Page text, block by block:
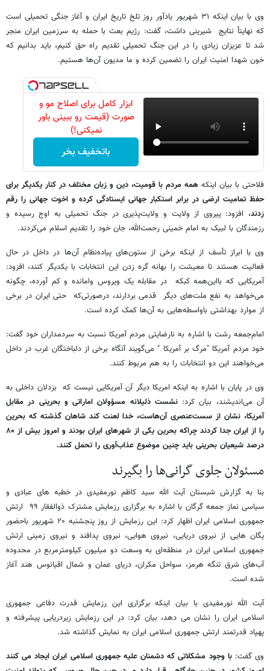
وی با بیان اینکه ۳۱ شهریور یادآور روز تلخ تاریخ ایران و آغاز جنگی تحمیلی است
که نهایتاً نتایج شیرینی داشت، گفت: رژیم بعث با حمله به سرزمین ایران منجر
شد تا عزیزان زیادی را در این جنگ تحمیلی تقدیم راه حق کنیم، باید بدانیم که
خون شهدا امنیت ایران را تضمین کرده و ما مدیون آن‌ها هستیم.
ابزار کامل برای اصلاح مو و
صورت (قیمت رو ببینی باور
نمیکنی!)
باتخفیف بخر
فلاحتی با بیان اینکه همه مردم با قومیت، دین و زبان مختلف در کنار یکدیگر برای
حفظ تمامیت ارضی در برابر استکبار جهانی ایستادگی کرده و اخوت جهانی را رقم
زدند، افزود: پیروی از ولایت و ولایت‌پذیری در جنگ تحمیلی به اوج رسیده و
رزمندگان با لبیک به امام خمینی رحمت‌الله، جان خود را تقدیم اسلام می‌کردند.
وی با ابراز تأسف از اینکه برخی از ستون‌های پیاده‌نظام آن‌ها در داخل در حال
فعالیت هستند تا معیشت را بهانه گره زدن این انتخابات با یکدیگر کنند، افزود:
آمریکایی که بااین‌همه کبکه در مقابله یک ویروس وامانده و کم آورده، چگونه
می‌خواهد به نفع ملت‌های دیگر قدمی بردارند، درصورتی‌که حتی ایران در برخی
از موارد بهداشتی باواسطه‌هایی به آن‌ها کمک کرده است.
امام‌جمعه رشت با اشاره به نارضایتی مردم آمریکا نسبت به سردمداران خود گفت:
خود مردم آمریکا "مرگ بر آمریکا " می‌گویند آنگاه برخی از دلباختگان غرب در داخل
می‌خواهند این دو انتخابات را به هم مربوط کنند.
وی در پایان با اشاره به اینکه امریکا دیگر آن آمریکایی نیست که بزدلان داخلی به
آن می‌اندیشند، بیان کرد:نشست ذلیلانه مسؤولان اماراتی و بحرینی در مقابل
آمریکا، نشان از سست‌عنصری آن‌هاست، خدا لعنت کند شاهان گذشته که بحرین
را از ایران جدا کردند چراکه بحرین یکی از شهرهای ایران بودند و امروز بیش از ۸۰
درصد شیعیان بحرینی باید چنین موضوع عذاب‌آوری را تحمل کنند.
مسئولان جلوی گرانی‌ها را بگیرند
بنا به گزارش شبستان آیت الله سید کاظم نورمفیدی در خطبه های عبادی و
سیاسی نماز جمعه گرگان با اشاره به برگزاری رزمایش مشترک ذوالفقار ۹۹ ارتش
جمهوری اسلامی ایران اظهار کرد: این رزمایش از روز پنجشنبه ۲۰ شهریور باحضور
یگان هایی از نیروی دریایی، نیروی هوایی، نیروی پدافند و نیروی زمینی ارتش
جمهوری اسلامی ایران در منطقه‌ای به وسعت دو میلیون کیلومترمربع در محدوده
آب‌های شرق تنگه هرمز، سواحل مکران، دریای عمان و شمال اقیانوس هند آغاز
شده است.
آیت الله نورمفیدی با بیان اینکه برگزاری این رزمایش قدرت دفاعی جمهوری
اسلامی ایران را نشان می دهد، بیان کرد: در این رزمایش زیردریایی پیشرفته و
پهپاد قدرتمند ارتش جمهوری اسلامی ایران به نمایش گذاشته شد.
وی گفت: با وجود مشکلاتی که دشمنان علیه جمهوری اسلامی ایران ایجاد می کنند